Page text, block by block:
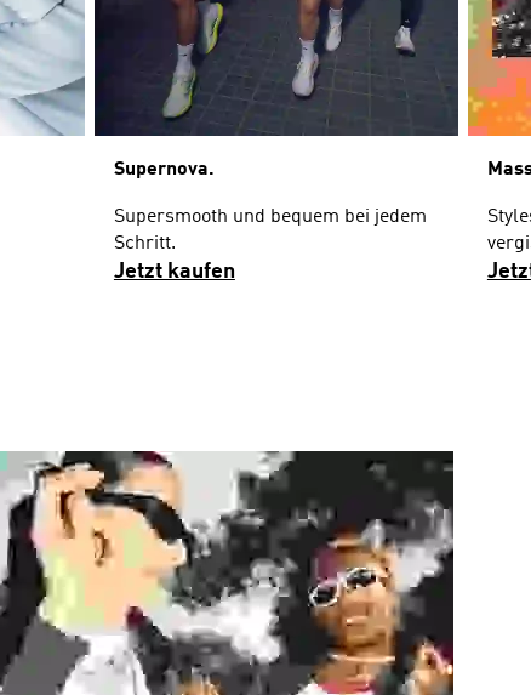
Supernova.
Supersmooth und bequem bei jedem
Schritt.
Jetzt kaufen